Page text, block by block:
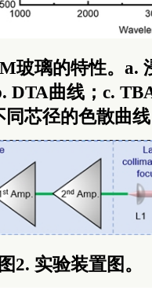
玻璃的特性。a.
DTA曲线；c.
芯径的色散曲
图2. 实验装置图。